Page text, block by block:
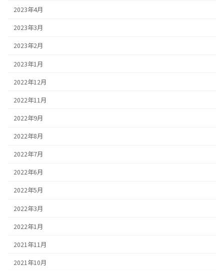
2023年4月
2023年3月
2023年2月
2023年1月
2022年12月
2022年11月
2022年9月
2022年8月
2022年7月
2022年6月
2022年5月
2022年3月
2022年1月
2021年11月
2021年10月